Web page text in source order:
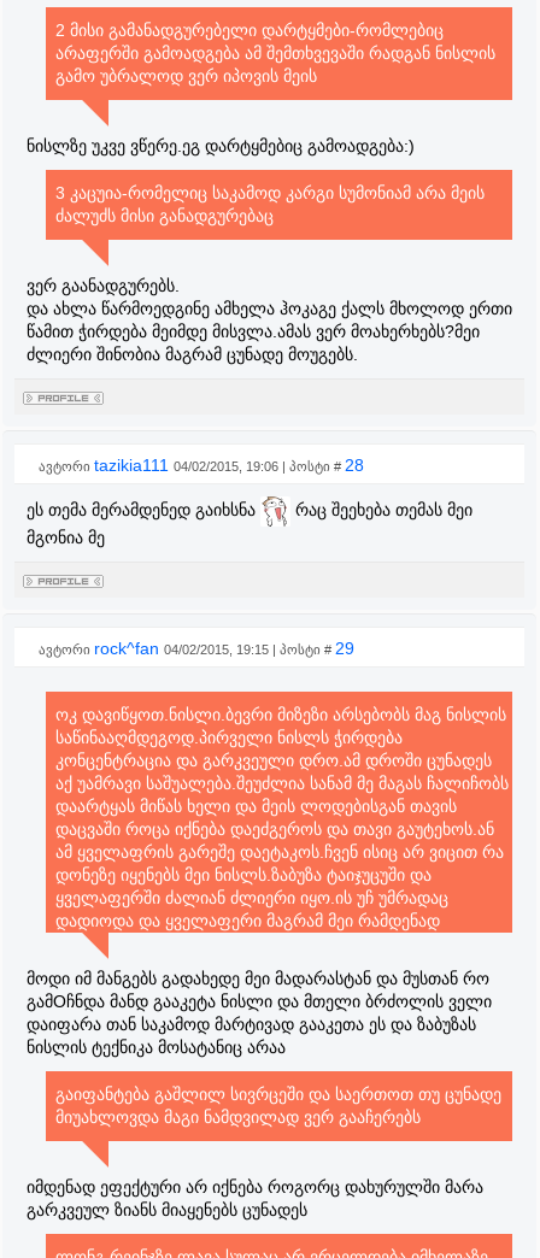
2 მისი გამანადგურებელი დარტყმები-რომლებიც
არაფერში გამოადგება ამ შემთხვევაში რადგან ნისლის
გამო უბრალოდ ვერ იპოვის მეის
ნისლზე უკვე ვწერე.ეგ დარტყმებიც გამოადგება:)
3 კაცუია-რომელიც საკამოდ კარგი სუმონიამ არა მეის
ძალუძს მისი განადგურებაც
ვერ გაანადგურებს.
და ახლა წარმოედგინე ამხელა ჰოკაგე ქალს მხოლოდ ერთი
წამით ჭირდება მეიმდე მისვლა.ამას ვერ მოახერხებს?მეი
ძლიერი შინობია მაგრამ ცუნადე მოუგებს.
ავტორი tazikia111 04/02/2015, 19:06 | პოსტი # 28
ეს თემა მერამდენედ გაიხსნა
რაც შეეხება თემას მეი
მგონია მე
ავტორი rock^fan 04/02/2015, 19:15 | პოსტი # 29
ოკ დავიწყოთ.ნისლი.ბევრი მიზეზი არსებობს მაგ ნისლის
საწინააღმდეგოდ.პირველი ნისლს ჭირდება
კონცენტრაცია და გარკვეული დრო.ამ დროში ცუნადეს
აქ უამრავი საშუალება.შეუძლია სანამ მე მაგას ჩალიჩობს
დაარტყას მიწას ხელი და მეის ლოდებისგან თავის
დაცვაში როცა იქნება დაეძგეროს და თავი გაუტეხოს.ან
ამ ყველაფრის გარეშე დაეტაკოს.ჩვენ ისიც არ ვიცით რა
დონეზე იყენებს მეი ნისლს.ზაბუზა ტაიჯუცუში და
ყველაფერში ძალიან ძლიერი იყო.ის უჩ უმრადაც
დადიოდა და ყველაფერი მაგრამ მეი რამდენად
გაქაჩავს ამას?ქალს ელემენტარული ტაიჯუცუ თუ აქ.ახლა
გგონია ეგ სრულიად უხმაუროდ იმოძრავებს?ან კაი
მოახერხოს ეგ.როცა ტექნიკას გააკეთებს ეს მაინც იქნება
შესამჩნევი.ნუ ეს თუ მოახერხებს და თავს ნისლის
გაკეთებამდე შეინარჩუნებს მხრებზე რისი შანსი ძალიან
მცირეა.კაი ვთქვათ გააკეთა მეიმ ნისლი და ყველაფერი
შემთხვევაში მეის მოუწევს
შეტევა მაგრამ როცა შეუტევს გასაგები იქნება სადაც არის
დაახლოებით მაინც და კაცუი იქაურობას მჟავით
მორწყავს და მეი მაგას გაასწრებსო ვერ იტყვი.კიდე
ნისლის არეალი.რამხელაზე გაქაჩავს?კაცუი რო
დაიშალოს და კი იცი რამდენად იშლება და ტერიტორიას
მოდი იმ მანგებს გადახედე მეი მადარასტან და მუსთან რო
გამOჩნდა მანდ გააკეტა ნისლი და მთელი ბრძოლის ველი
დაიფარა თან საკამოდ მარტივად გააკეთა ეს და ზაბუზას
ნისლის ტექნიკა მოსატანიც არაა
გაიფანტება გაშლილ სივრცეში და საერთოთ თუ ცუნადე
მიუახლოვდა მაგი ნამდვილად ვერ გააჩერებს
იმდენად ეფექტური არ იქნება როგორც დახურულში მარა
გარკვეულ ზიანს მიაყენებს ცუნადეს